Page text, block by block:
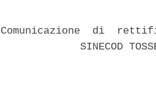
Comunicazione  di
SINECOD